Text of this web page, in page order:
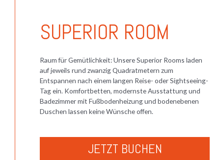
SUPERIOR ROOM
Raum für Gemütlichkeit: Unsere Superior Rooms laden
auf jeweils rund zwanzig Quadratmetern zum
Entspannen nach einem langen Reise- oder Sightseeing-
Tag ein. Komfortbetten, modernste Ausstattung und
Badezimmer mit Fußbodenheizung und bodenebenen
Duschen lassen keine Wünsche offen.
JETZT BUCHEN